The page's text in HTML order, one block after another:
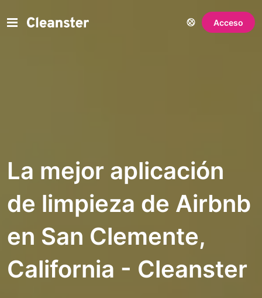
Acceso
La mejor aplicación
de limpieza de Airbnb
en San Clemente,
California - Cleanster